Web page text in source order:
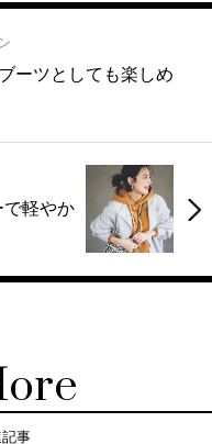
ーツとしても楽しめ
で軽やか
事